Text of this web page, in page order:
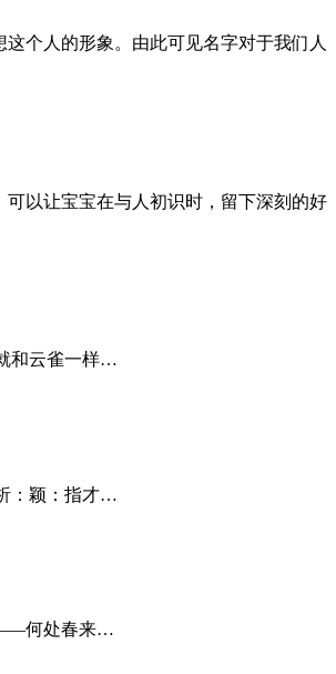
个人的形象。由此可见名字对于我们人
以让宝宝在与人初识时，留下深刻的好
和云雀一样…
：颖：指才…
——何处春来…